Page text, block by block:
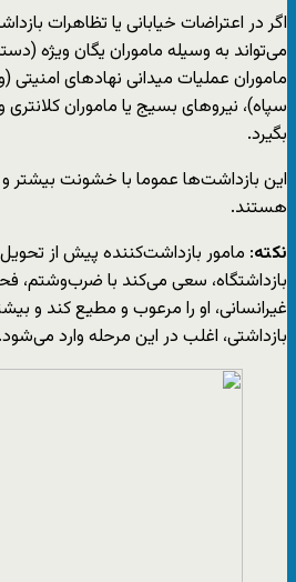
اگر در اعتراضات خیابانی یا تظاهرات
می‌تواند به وسیله ماموران یگان ویژه
ماموران عملیات میدانی نهادهای امنیتی
سپاه)، نیروهای بسیج یا ماموران
بگیرد.
این بازداشت‌ها عموما با خشونت بیشتر
هستند.
نکته: مامور بازداشت‌کننده پیش از
بازداشتگاه، سعی می‌کند با ضرب‌وشتم،
غیرانسانی، او را مرعوب و مطیع کند و
بازداشتی، اغلب در این مرحله وارد می‌شود.